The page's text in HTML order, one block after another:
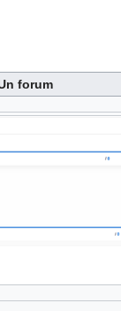
forum